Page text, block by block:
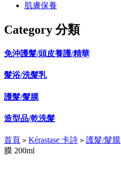
肌膚保養
Category 分類
免沖護髮/頭皮養護/精華
髮浴/洗髮乳
護髮/髮膜
造型品/乾洗髮
首頁 > Kérastase 卡詩 > 護髮/髮膜
膜 200ml